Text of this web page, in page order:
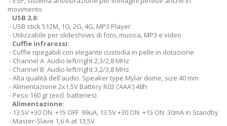
movimento
USB 2.0:
- USB stick 512M, 1G, 2G, 4G, MP3 Player
- Utilizzabile per slideshows di foto, musica, MP3 e video
Cuffie infrarossi:
- Cuffie ripegabili con elegante custodia in pelle in dotazione
- Channel A Audio left/right 2,3/2,8 MHz
- Channel B Audio left/right 3,2/3,8 MHz
- Alta qualità dell'audio. Speaker type Mylar dome, size 40 mm
- Alimentazione 2x1.5V Battery R03 (‘AAA') 48h
- Peso 160 gr (excl. batteries)
Alimentazione:
- 13.5V +30 ON +15 OFF 99uA, 13.5V +30 ON +15 ON 30mA in Standby
- Master-Slave 1,6 A at 13,5V